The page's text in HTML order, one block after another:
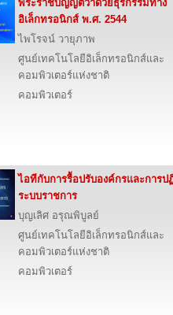
พระราชบัญญัติว่าด้วยธุรกรรมทาง
อิเล็กทรอนิกส์ พ.ศ. 2544
ไพโรจน์ วายุภาพ
ศูนย์เทคโนโลยีอิเล็กทรอนิกส์และ
คอมพิวเตอร์แห่งชาติ
คอมพิวเตอร์
ไอทีกับการรื้อปรับองค์กรและการป
ระบบราชการ
บุญเลิศ อรุณพิบูลย์
ศูนย์เทคโนโลยีอิเล็กทรอนิกส์และ
คอมพิวเตอร์แห่งชาติ
คอมพิวเตอร์